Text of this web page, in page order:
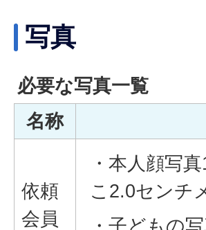
写真
必要な写真一覧
名称
依頼
会員
・本人顔写
こ2.0センチ
・子どもの